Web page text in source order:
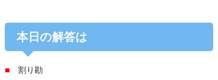
本日の解答は
■ 割り勘